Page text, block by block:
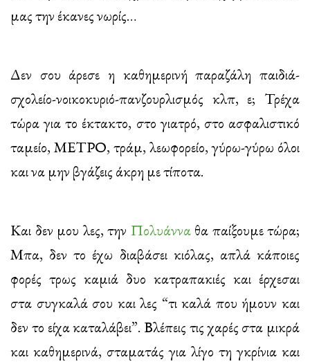
μας την έκανες νωρίς…
Δεν σου άρεσε η καθημερινή παραζάλη παιδιά-
σχολείο-νοικοκυριό-πανζουρλισμός κλπ, ε; Τρέχα
τώρα για το έκτακτο, στο γιατρό, στο ασφαλιστικό
ταμείο, ΜΕΤΡΟ, τράμ, λεωφορείο, γύρω-γύρω όλοι
και να μην βγάζεις άκρη με τίποτα.
Και δεν μου λες, την Πολυάνναθα παίξουμε τώρα;
Μπα, δεν το έχω διαβάσει κιόλας, απλά κάποιες
φορές τρως καμιά δυο κατραπακιές και έρχεσαι
στα συγκαλά σου και λες “τι καλά που ήμουν και
δεν το είχα καταλάβει”. Βλέπεις τις χαρές στα μικρά
και καθημερινά, σταματάς για λίγο τη γκρίνια και